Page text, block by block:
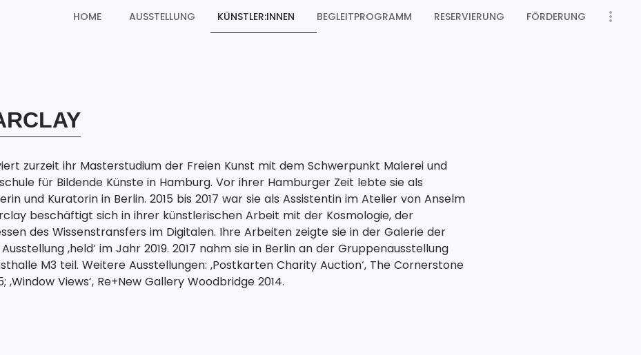
HOME AUSSTELLUNG KÜNSTLER:INNEN BEGLEITPROGRAMM RESERVIERUNG FÖRDERUNG
zurzeit ihr Masterstudium der Freien Kunst mit dem Schwerpunkt Malerei und
für Bildende Künste in Hamburg. Vor ihrer Hamburger Zeit lebte sie als
und Kuratorin in Berlin. 2015 bis 2017 war sie als Assistentin im Atelier von Anselm
beschäftigt sich in ihrer künstlerischen Arbeit mit der Kosmologie, der
des Wissenstransfers im Digitalen. Ihre Arbeiten zeigte sie in der Galerie der
‚held‘ im Jahr 2019. 2017 nahm sie in Berlin an der Gruppenausstellung
M3 teil. Weitere Ausstellungen: ‚Postkarten Charity Auction‘, The Cornerstone
‚Window Views‘, Re+New Gallery Woodbridge 2014.